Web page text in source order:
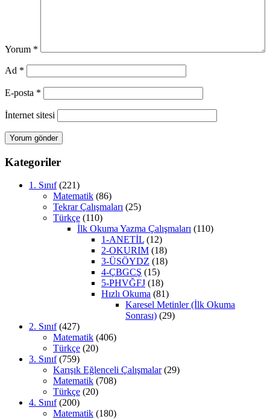
Yorum *
Ad *
E-posta *
İnternet sitesi
Kategoriler
1. Sınıf(221)
Matematik (86)
Tekrar Çalışmaları (25)
Türkçe (110)
İlk Okuma Yazma Çalışmaları (110)
1-ANETİL (12)
2-OKURIM (18)
3-ÜSÖYDZ (18)
4-ÇBGCŞ (15)
5-PHVĞFJ (18)
Hızlı Okuma (81)
Karesel Metinler (İlk Okuma
Sonrası) (29)
2. Sınıf(427)
Matematik (406)
Türkçe (20)
3. Sınıf(759)
Karışık Eğlenceli Çalışmalar(29)
Matematik (708)
Türkçe (20)
4. Sınıf(200)
Matematik (180)